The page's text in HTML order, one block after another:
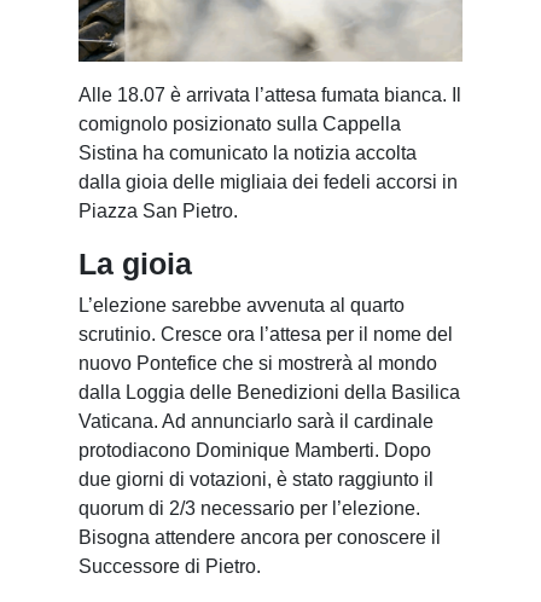
Alle 18.07 è arrivata l’attesa fumata bianca. Il
comignolo posizionato sulla Cappella
Sistina ha comunicato la notizia accolta
dalla gioia delle migliaia dei fedeli accorsi in
Piazza San Pietro.
La gioia
L’elezione sarebbe avvenuta al quarto
scrutinio. Cresce ora l’attesa per il nome del
nuovo Pontefice che si mostrerà al mondo
dalla Loggia delle Benedizioni della Basilica
Vaticana. Ad annunciarlo sarà il cardinale
protodiacono Dominique Mamberti. Dopo
due giorni di votazioni, è stato raggiunto il
quorum di 2/3 necessario per l’elezione.
Bisogna attendere ancora per conoscere il
Successore di Pietro.